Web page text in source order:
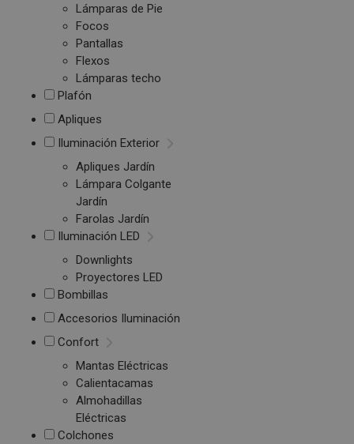
Lámparas de Pie
Focos
Pantallas
Flexos
Lámparas techo
Plafón
Apliques
Iluminación Exterior
Apliques Jardín
Lámpara Colgante
Jardín
Farolas Jardín
Iluminación LED
Downlights
Proyectores LED
Bombillas
Accesorios Iluminación
Confort
Mantas Eléctricas
Calientacamas
Almohadillas
Eléctricas
Colchones